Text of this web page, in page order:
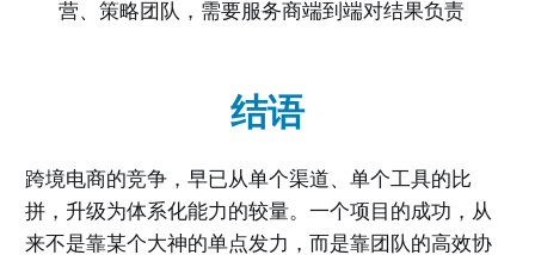
营、策略团队，需要服务商端到端对结果负责
结语
跨境电商的竞争，早已从单个渠道、单个工具的比
拼，升级为体系化能力的较量。一个项目的成功，从
来不是靠某个大神的单点发力，而是靠团队的高效协